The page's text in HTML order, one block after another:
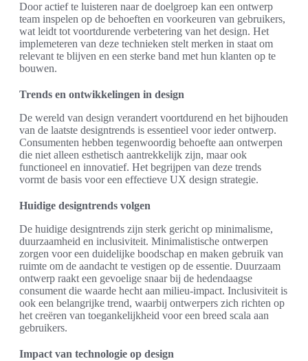
Door actief te luisteren naar de doelgroep kan een ontwerp
team inspelen op de behoeften en voorkeuren van gebruikers,
wat leidt tot voortdurende verbetering van het design. Het
implemeteren van deze technieken stelt merken in staat om
relevant te blijven en een sterke band met hun klanten op te
bouwen.
Trends en ontwikkelingen in design
De wereld van design verandert voortdurend en het bijhouden
van de laatste designtrends is essentieel voor ieder ontwerp.
Consumenten hebben tegenwoordig behoefte aan ontwerpen
die niet alleen esthetisch aantrekkelijk zijn, maar ook
functioneel en innovatief. Het begrijpen van deze trends
vormt de basis voor een effectieve UX design strategie.
Huidige designtrends volgen
De huidige designtrends zijn sterk gericht op minimalisme,
duurzaamheid en inclusiviteit. Minimalistische ontwerpen
zorgen voor een duidelijke boodschap en maken gebruik van
ruimte om de aandacht te vestigen op de essentie. Duurzaam
ontwerp raakt een gevoelige snaar bij de hedendaagse
consument die waarde hecht aan milieu-impact. Inclusiviteit is
ook een belangrijke trend, waarbij ontwerpers zich richten op
het creëren van toegankelijkheid voor een breed scala aan
gebruikers.
Impact van technologie op design